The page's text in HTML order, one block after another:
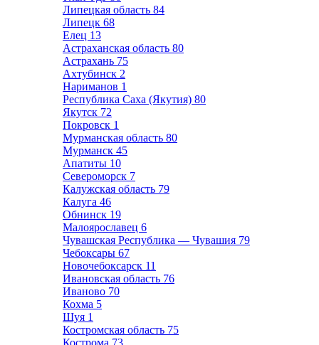
Липецкая область 84
Липецк 68
Елец 13
Астраханская область 80
Астрахань 75
Ахтубинск 2
Нариманов 1
Республика Саха (Якутия) 80
Якутск 72
Покровск 1
Мурманская область 80
Мурманск 45
Апатиты 10
Североморск 7
Калужская область 79
Калуга 46
Обнинск 19
Малоярославец 6
Чувашская Республика — Чувашия 79
Чебоксары 67
Новочебоксарск 11
Ивановская область 76
Иваново 70
Кохма 5
Шуя 1
Костромская область 75
Кострома 73